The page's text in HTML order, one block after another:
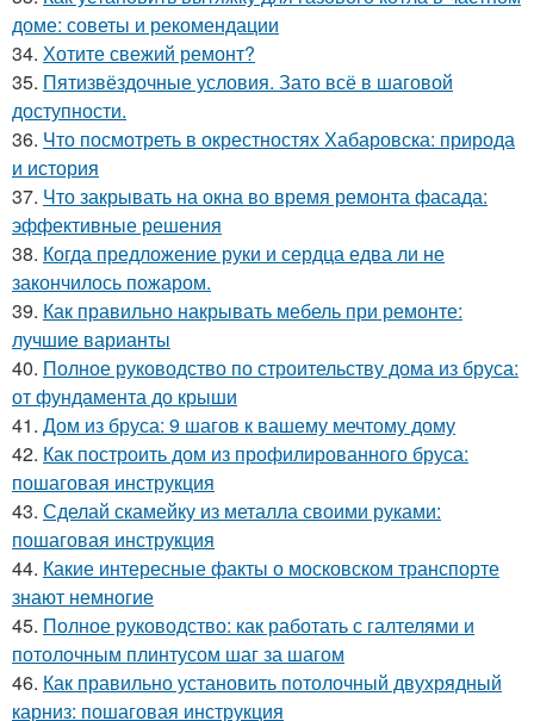
доме: советы и рекомендации
34. Хотите свежий ремонт?
35. Пятизвёздочные условия. Зато всё в шаговой
доступности.
36. Что посмотреть в окрестностях Хабаровска: природа
и история
37. Что закрывать на окна во время ремонта фасада:
эффективные решения
38. Когда предложение руки и сердца едва ли не
закончилось пожаром.
39. Как правильно накрывать мебель при ремонте:
лучшие варианты
40. Полное руководство по строительству дома из бруса:
от фундамента до крыши
41. Дом из бруса: 9 шагов к вашему мечтому дому
42. Как построить дом из профилированного бруса:
пошаговая инструкция
43. Сделай скамейку из металла своими руками:
пошаговая инструкция
44. Какие интересные факты о московском транспорте
знают немногие
45. Полное руководство: как работать с галтелями и
потолочным плинтусом шаг за шагом
46. Как правильно установить потолочный двухрядный
карниз: пошаговая инструкция